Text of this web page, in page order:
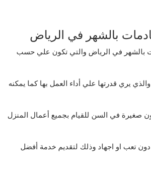
بالشهر في الرياض
بالشهر في الرياض والتي تكون علي حسب
يري قدرتها علي أداء العمل بها كما يمكنه
صغيرة في السن للقيام بجميع أعمال المنزل
تعب او اجهاد وذلك لتقديم خدمة أفضل